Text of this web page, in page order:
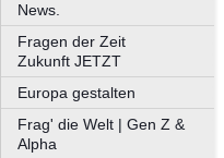
News.
Fragen der Zeit
Zukunft JETZT
Europa gestalten
Frag' die Welt | Gen Z &
Alpha